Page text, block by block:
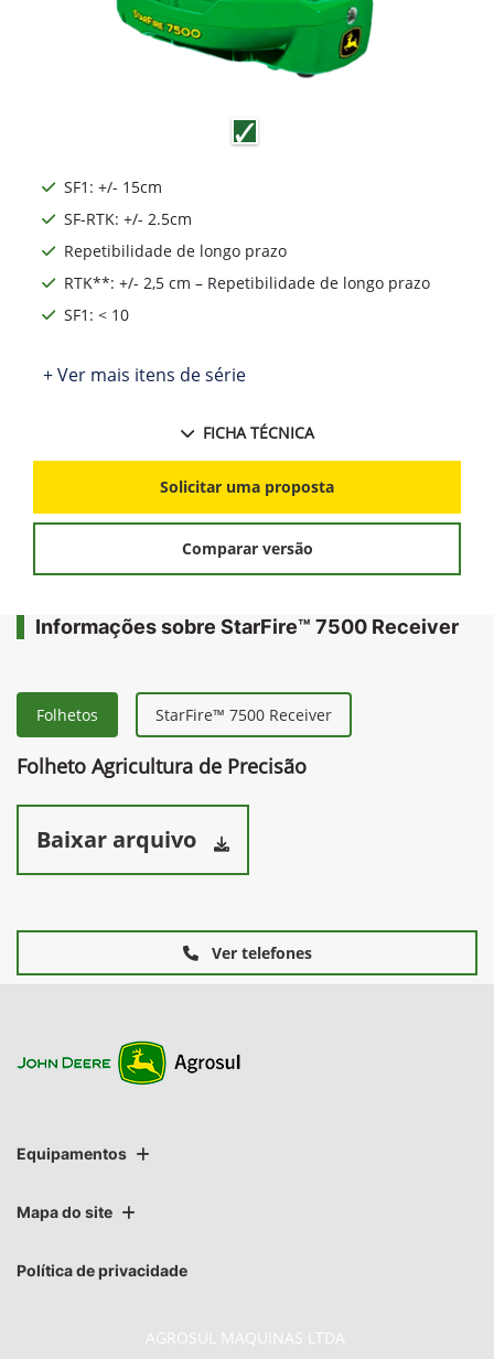
SF1: +/- 15cm
SF-RTK: +/- 2.5cm
Repetibilidade de longo prazo
RTK**: +/- 2,5 cm – Repetibilidade de longo prazo
SF1: < 10
+ Ver mais itens de série
FICHA TÉCNICA
Solicitar uma proposta
Comparar versão
Informações sobre StarFire™ 7500 Receiver
Folhetos StarFire™ 7500 Receiver
Folheto Agricultura de Precisão
Baixar arquivo
Ver telefones
Equipamentos
Mapa do site
Política de privacidade
AGROSUL MAQUINAS LTDA